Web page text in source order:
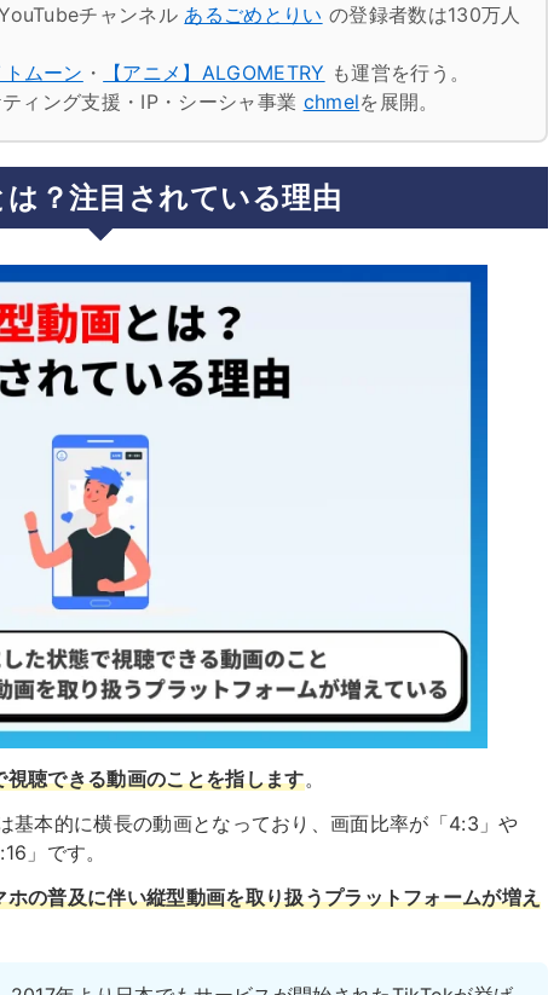
チャンネル あるごめとりい の登録者数は130万人
ムーン ・ 【アニメ】ALGOMETRY も運営を行う。
ィング支援・IP・シーシャ事業 chmelを展開。
は？注目されている理由
聴できる動画のことを指します。
本的に横長の動画となっており、画面比率が「4:3」や
」です。
ホの普及に伴い縦型動画を取り扱うプラットフォームが増え